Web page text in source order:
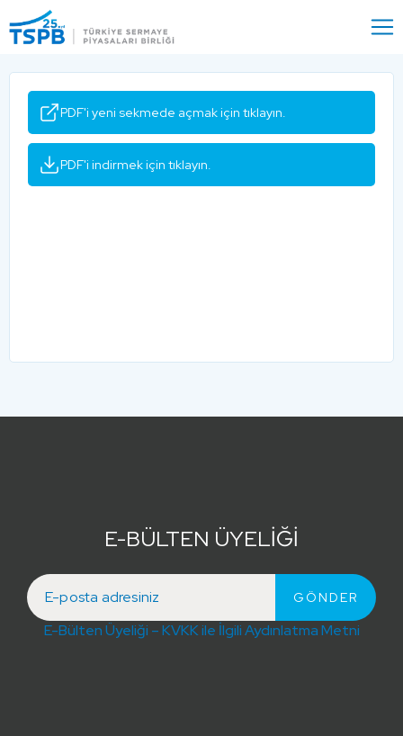
Close
PDF'i yeni sekmede açmak için tıklayın.
PDF'i indirmek için tıklayın.
E-BÜLTEN ÜYELİĞİ
E-Bülten Üyeliği – KVKK ile İlgili Aydınlatma Metni